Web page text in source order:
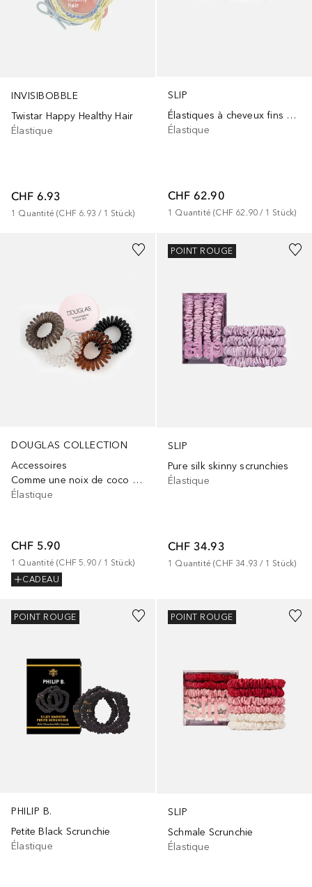
INVISIBOBBLE
Twistar Happy Healthy Hair
Élastique
CHF 6.93
1 Quantité (CHF 6.93 / 1 Stück)
SLIP
Élastiques à cheveux fins en pure soie
Élastique
CHF 62.90
1 Quantité (CHF 62.90 / 1 Stück)
DOUGLAS COLLECTION
Accessoires
Comme une noix de coco vierge super nourrissante
Élastique
CHF 5.90
1 Quantité (CHF 5.90 / 1 Stück)
CADEAU
SLIP
Pure silk skinny scrunchies
Élastique
CHF 34.93
1 Quantité (CHF 34.93 / 1 Stück)
POINT ROUGE
+ 4
PHILIP B.
Petite Black Scrunchie
Élastique
POINT ROUGE
SLIP
Schmale Scrunchie
Élastique
POINT ROUGE